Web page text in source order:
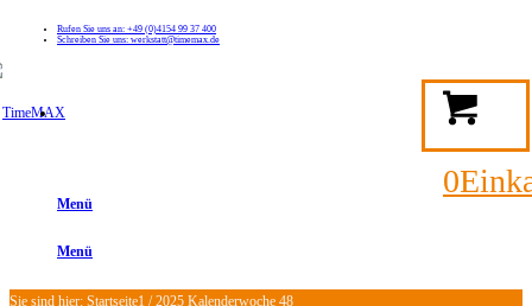
Rufen Sie uns an: +49 (0)4154 99 37 400
Schreiben Sie uns: werkstatt@timemax.de
0
Menü
Menü
Sie sind hier: Startseite1 / 2025 Kalenderwoche 48